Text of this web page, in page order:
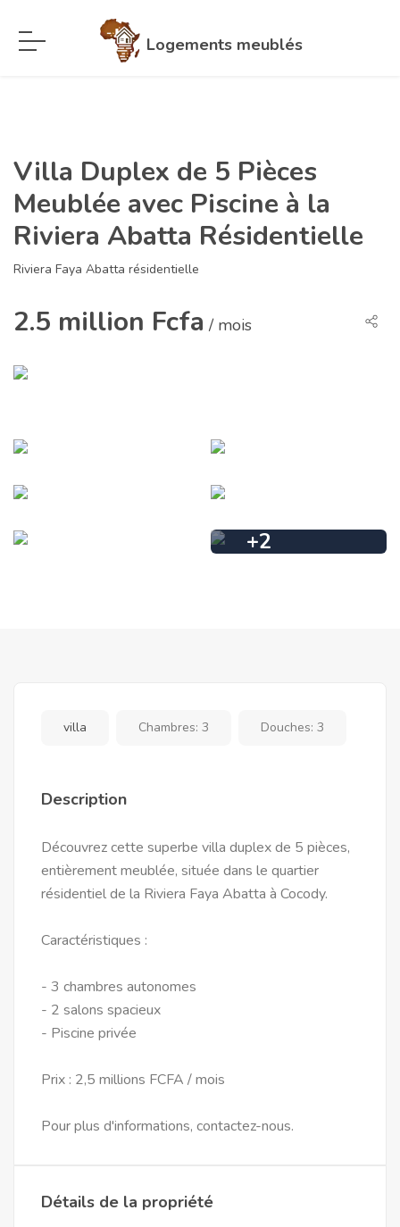
Logements meublés
Villa Duplex de 5 Pièces
Meublée avec Piscine à la
Riviera Abatta Résidentielle
Riviera Faya Abatta résidentielle
2.5 million Fcfa / mois
+2
villa Chambres: 3 Douches: 3
Description
Découvrez cette superbe villa duplex de 5 pièces,
entièrement meublée, située dans le quartier
résidentiel de la Riviera Faya Abatta à Cocody.
Caractéristiques :
- 3 chambres autonomes
- 2 salons spacieux
- Piscine privée
Prix : 2,5 millions FCFA / mois
Pour plus d'informations, contactez-nous.
Détails de la propriété